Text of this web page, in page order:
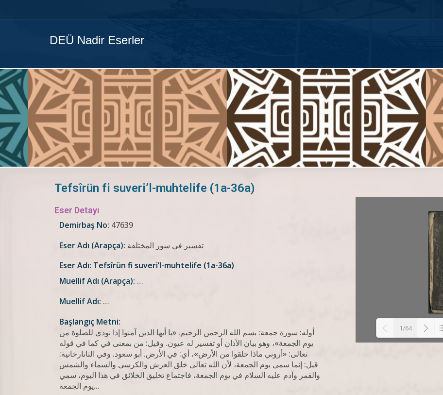
DEÜ Nadir Eserler
Tefsîrün fi suveri’l-muhtelife (1a-36a)
Eser Detayı
Demirbaş No: 47639
Eser Adı (Arapça): تفسير في سور المختلفة
Eser Adı: Tefsîrün fi suveri’l-muhtelife (1a-36a)
Muellif Adı (Arapça): …
Muellif Adı: …
Başlangıç Metni:
أوله: سورة جمعة: بسم الله الرحمن الرحيم. «يا أيها الذين آمنوا إذا نودي للصلوة من
يوم الجمعة»، وهو بيان الأذان أو تفسير له عيون. وقيل: من بمعنى في كما في قوله
تعالى: «أروني ماذا خلقوا من الأرض»، أي: في الأرض. أبو سعود. وفي التاتارخانية:
قيل: إنما سمي يوم الجمعة، لأن الله تعالى خلق العرش والكرسي والسماء والشمس
والقمر وآدم عليه السلام في يوم الجمعة، فاجتماع تخليق الخلائق في هذا اليوم، سمي
يوم الجمعة...
1/64